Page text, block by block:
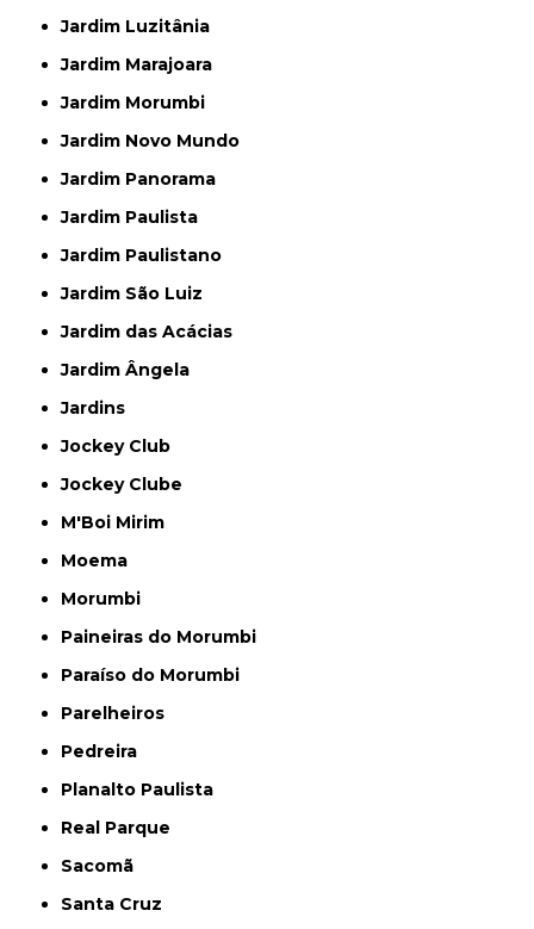
Jardim Luzitânia
Jardim Marajoara
Jardim Morumbi
Jardim Novo Mundo
Jardim Panorama
Jardim Paulista
Jardim Paulistano
Jardim São Luiz
Jardim das Acácias
Jardim Ângela
Jardins
Jockey Club
Jockey Clube
M'Boi Mirim
Moema
Morumbi
Paineiras do Morumbi
Paraíso do Morumbi
Parelheiros
Pedreira
Planalto Paulista
Real Parque
Sacomã
Santa Cruz